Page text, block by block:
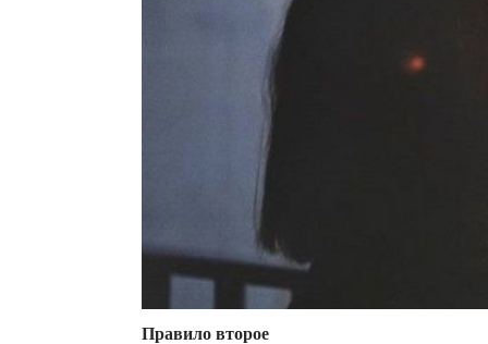
Правило второе